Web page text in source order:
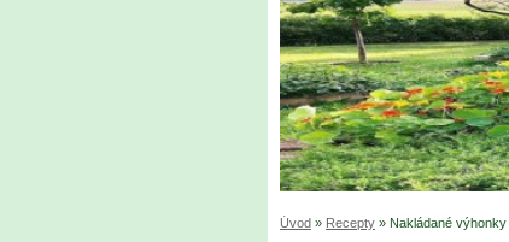
Úvod » Recepty » Nakládané